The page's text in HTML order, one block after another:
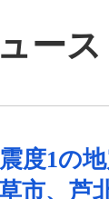
ース
度1の
市、芦